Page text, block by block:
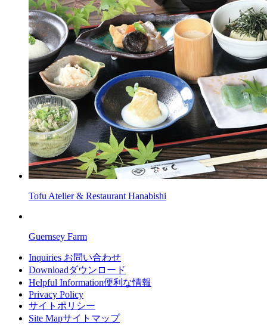
Tofu Atelier & Restaurant Hanabishi
Guernsey Farm
Inquiries お問い合わせ
Downloadダウンロード
Helpful Information便利な情報
Privacy Policy
サイトポリシー
Site Mapサイトマップ